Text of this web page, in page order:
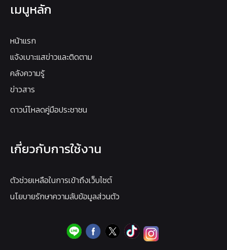
เมนูหลัก
หน้าแรก
แจ้งเบาะแสข่าวและติดตาม
คลังความรู้
ข่าวสาร
ดาวน์โหลดคู่มือประชาชน
เกี่ยวกับการใช้งาน
ตัวช่วยเหลือในการเข้าถึงเว็บไซต์
นโยบายรักษาความลับข้อมูลส่วนตัว